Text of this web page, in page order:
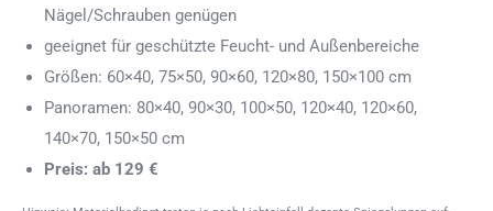
Nägel/Schrauben genügen
geeignet für geschützte Feucht- und Außenbereiche
Größen: 60×40, 75×50, 90×60, 120×80, 150×100 cm
Panoramen: 80×40, 90×30, 100×50, 120×40, 120×60,
140×70, 150×50 cm
Preis: ab 129 €